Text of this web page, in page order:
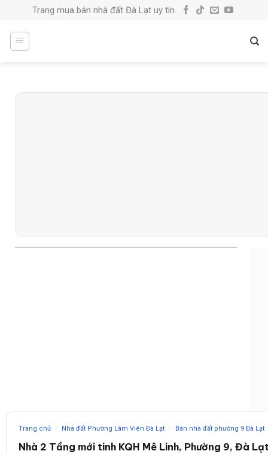
content
Trang mua bán nhà đất Đà Lạt uy tín
Trang chủ / Nhà đất Phường Lâm Viên Đà Lạt / Bán nhà đất phường 9 Đà Lạt
Nhà 2 Tầng mới tinh KQH Mê Linh, Phường 9, Đà